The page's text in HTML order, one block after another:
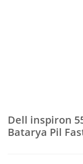
Dell inspiron
Batarya Pil